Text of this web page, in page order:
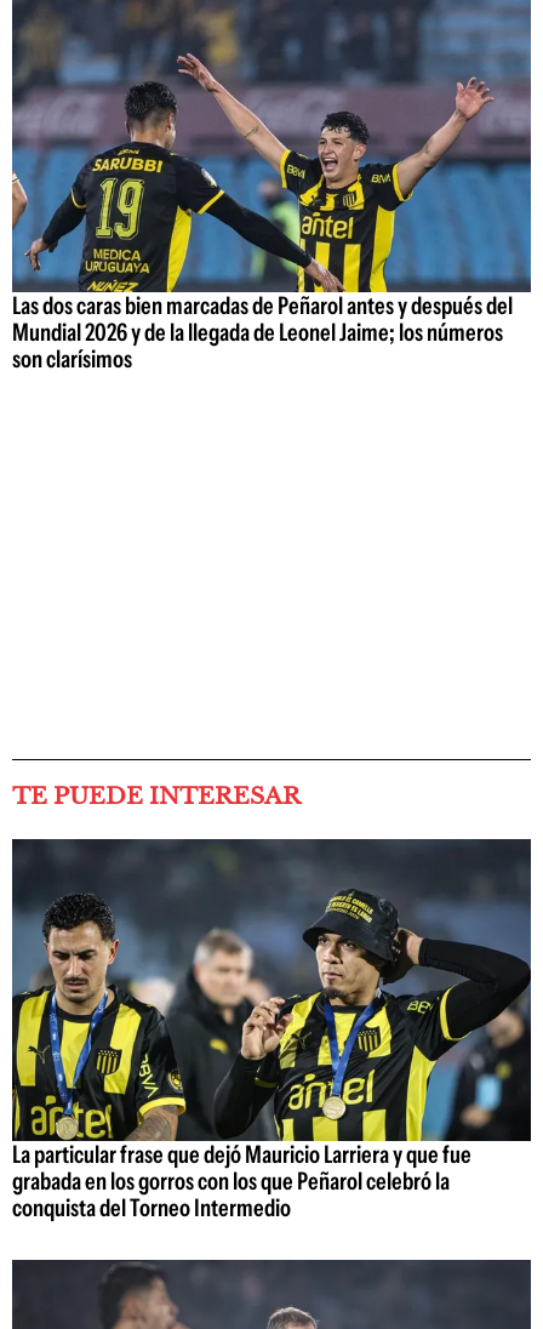
Las dos caras bien marcadas de Peñarol antes y después del
Mundial 2026 y de la llegada de Leonel Jaime; los números
son clarísimos
TE PUEDE INTERESAR
La particular frase que dejó Mauricio Larriera y que fue
grabada en los gorros con los que Peñarol celebró la
conquista del Torneo Intermedio